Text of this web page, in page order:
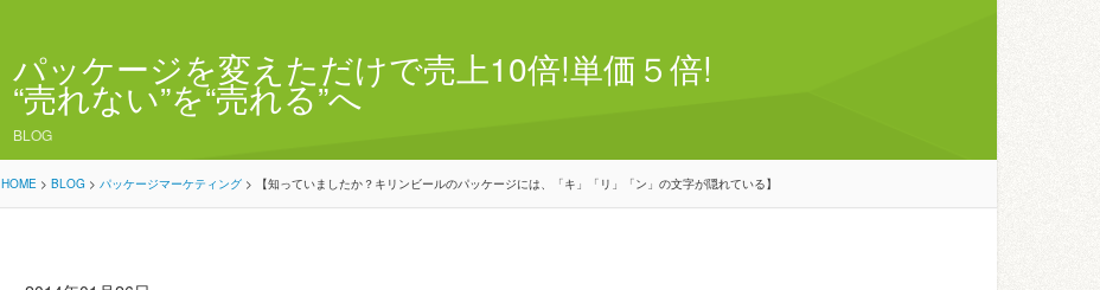
パッケージを変えただけで売上10倍!単価５倍!
“売れない”を“売れる”へ
BLOG
HOME > BLOG > パッケージマーケティング > 【知っていましたか？キリンビールのパッケージには、「キ」「リ」「ン」の文字が隠れている】